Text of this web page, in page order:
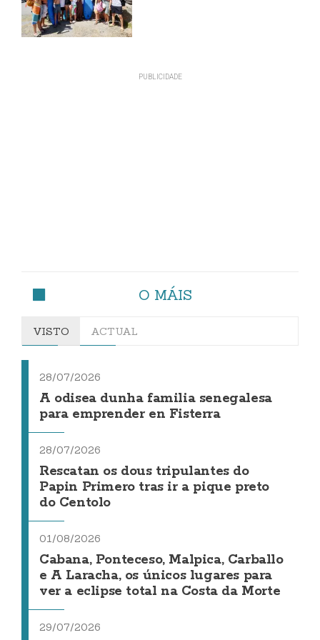
O MÁIS
VISTO ACTUAL
28/07/2026
A odisea dunha familia senegalesa
para emprender en Fisterra
28/07/2026
Rescatan os dous tripulantes do
Papin Primero tras ir a pique preto
do Centolo
01/08/2026
Cabana, Ponteceso, Malpica, Carballo
e A Laracha, os únicos lugares para
ver a eclipse total na Costa da Morte
29/07/2026